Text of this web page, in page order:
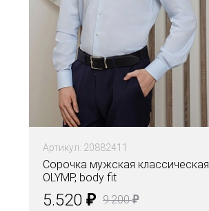
Артикул: 20882411
Сорочка мужская классическая
OLYMP, body fit
5.520 ₽ 9.200₽